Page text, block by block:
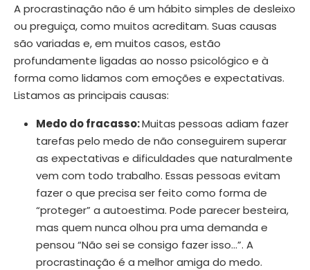
A procrastinação não é um hábito simples de desleixo
ou preguiça, como muitos acreditam. Suas causas
são variadas e, em muitos casos, estão
profundamente ligadas ao nosso psicológico e à
forma como lidamos com emoções e expectativas.
Listamos as principais causas:
Medo do fracasso:Muitas pessoas adiam fazer
tarefas pelo medo de não conseguirem superar
as expectativas e dificuldades que naturalmente
vem com todo trabalho. Essas pessoas evitam
fazer o que precisa ser feito como forma de
“proteger” a autoestima. Pode parecer besteira,
mas quem nunca olhou pra uma demanda e
pensou “Não sei se consigo fazer isso…”. A
procrastinação é a melhor amiga do medo.